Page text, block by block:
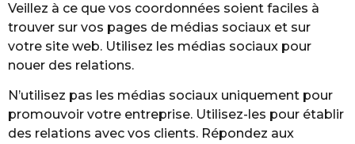
Veillez à ce que vos coordonnées soient faciles à
trouver sur vos pages de médias sociaux et sur
votre site web. Utilisez les médias sociaux pour
nouer des relations.
N’utilisez pas les médias sociaux uniquement pour
promouvoir votre entreprise. Utilisez-les pour établir
des relations avec vos clients. Répondez aux